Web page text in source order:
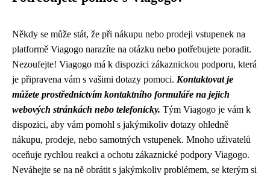
Někdy se může stát, že při nákupu nebo prodeji vstupenek na
platformě Viagogo narazíte na otázku nebo potřebujete poradit.
Nezoufejte! Viagogo má k dispozici zákaznickou podporu, která
je připravena vám s vašimi dotazy pomoci. Kontaktovat je
můžete prostřednictvím kontaktního formuláře na jejich
webových stránkách nebo telefonicky. Tým Viagogo je vám k
dispozici, aby vám pomohl s jakýmikoliv dotazy ohledně
nákupu, prodeje, nebo samotných vstupenek. Mnoho uživatelů
oceňuje rychlou reakci a ochotu zákaznické podpory Viagogo.
Neváhejte se na ně obrátit s jakýmkoliv problémem, se kterým si